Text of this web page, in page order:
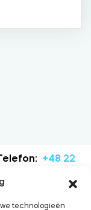
technologieën
+48 22